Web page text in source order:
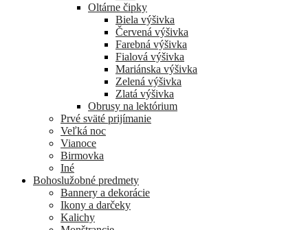
Oltárne čipky
Biela výšivka
Červená výšivka
Farebná výšivka
Fialová výšivka
Mariánska výšivka
Zelená výšivka
Zlatá výšivka
Obrusy na lektórium
Prvé sväté prijímanie
Veľká noc
Vianoce
Birmovka
Iné
Bohoslužobné predmety
Bannery a dekorácie
Ikony a darčeky
Kalichy